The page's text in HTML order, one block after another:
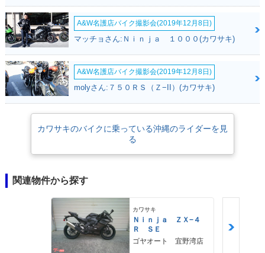
1000SEが設定された。そのSEは、日本市場への正式な導入が開始される
ことが発表され、2019年2月に発売された。モデルチェンジから2年、SE
の2021年モデルからは、ショーワ製のスカイフックサスペンションを装
備した（2020年9月発表。日本では2021年7月に発売された）。※2025年
には、発展的な後継モデルとしてヴェルシス1100 SEが国内発売された
（別項）
A&W名護店バイク撮影会(2019年12月8日)
マッチョさん:Ｎｉｎｊａ １０００(カワサキ)
A&W名護店バイク撮影会(2019年12月8日)
molyさん:７５０ＲＳ（Ｚ−II）(カワサキ)
カワサキのバイクに乗っている沖縄のライダーを見
る
関連物件から探す
カワサキ
Ｎｉｎｊａ ＺＸ−４
Ｒ ＳＥ
ゴヤオート 宜野湾店